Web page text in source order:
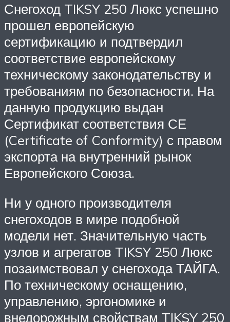
Снегоход TIKSY 250 Люкс успешно
прошел европейскую
сертификацию и подтвердил
соответствие европейскому
техническому законодательству и
требованиям по безопасности. На
данную продукцию выдан
Сертификат соответствия СЕ
(Certificate of Conformity) с правом
экспорта на внутренний рынок
Европейского Союза.
Ни у одного производителя
снегоходов в мире подобной
модели нет. Значительную часть
узлов и агрегатов TIKSY 250 Люкс
позаимствовал у снегохода ТАЙГА.
По техническому оснащению,
управлению, эргономике и
внедорожным свойствам TIKSY 250